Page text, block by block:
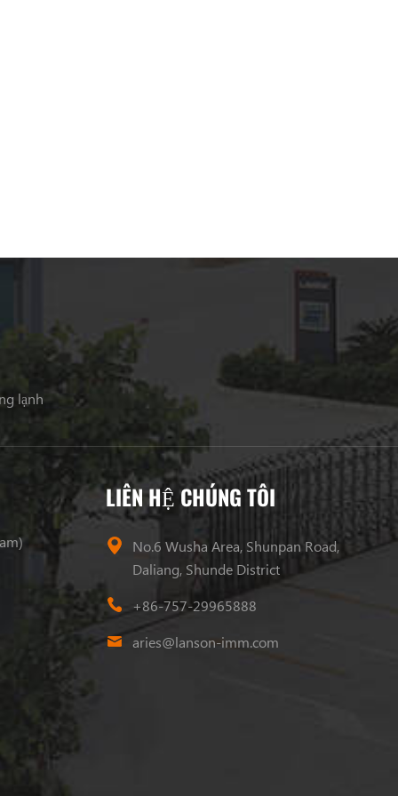
lạnh
LIÊN HỆ CHÚNG TÔI
No.6 Wusha Area, Shunpan Road,
Daliang, Shunde District
+86-757-29965888
aries@lanson-imm.com